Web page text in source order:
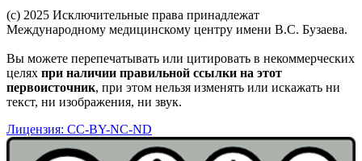
(c) 2025 Исключительные права принадлежат
Международному медицинскому центру имени В.С. Бузаева.
Вы можете перепечатывать или цитировать в некоммерческих
целях при наличии правильной ссылки на этот
первоисточник, при этом нельзя изменять или искажать ни
текст, ни изображения, ни звук.
Лицензия: CC-BY-NC-ND